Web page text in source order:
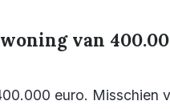
van
euro. Misschien